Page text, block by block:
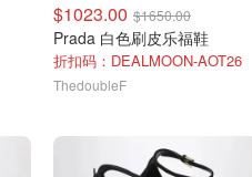
$1023.00 $1650.00
Prada 白色刷皮乐福鞋
折扣码：DEALMOON-AOT26
ThedoubleF